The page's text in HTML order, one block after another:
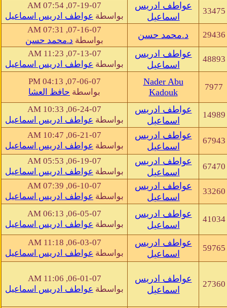
33475
عواطف ادريس
اسماعيل
07-19-07, 07:54 AM
بواسطة عواطف ادريس اسماعيل
29436
د.محمد حسن
07-16-07, 07:31 AM
بواسطة د.محمد حسن
48893
عواطف ادريس
اسماعيل
07-13-07, 11:23 AM
بواسطة عواطف ادريس اسماعيل
7977
Nader Abu
Kadouk
07-06-07, 04:13 PM
بواسطة حافظ العشا
14989
عواطف ادريس
اسماعيل
06-24-07, 10:33 AM
بواسطة عواطف ادريس اسماعيل
67943
عواطف ادريس
اسماعيل
06-21-07, 10:47 AM
بواسطة عواطف ادريس اسماعيل
67470
عواطف ادريس
اسماعيل
06-19-07, 05:53 AM
بواسطة عواطف ادريس اسماعيل
33260
عواطف ادريس
اسماعيل
06-10-07, 07:39 AM
بواسطة عواطف ادريس اسماعيل
41034
عواطف ادريس
اسماعيل
06-05-07, 06:13 AM
بواسطة عواطف ادريس اسماعيل
59765
عواطف ادريس
اسماعيل
06-03-07, 11:18 AM
بواسطة عواطف ادريس اسماعيل
27360
عواطف ادريس
اسماعيل
06-01-07, 11:06 AM
بواسطة عواطف ادريس اسماعيل